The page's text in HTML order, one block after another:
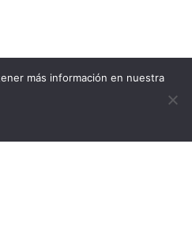
más información en nuestra